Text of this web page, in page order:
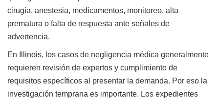
cirugía, anestesia, medicamentos, monitoreo, alta
prematura o falta de respuesta ante señales de
advertencia.
En Illinois, los casos de negligencia médica generalmente
requieren revisión de expertos y cumplimiento de
requisitos específicos al presentar la demanda. Por eso la
investigación temprana es importante. Los expedientes